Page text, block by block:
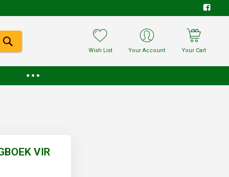
Wish List Your Account Your Cart
VIR